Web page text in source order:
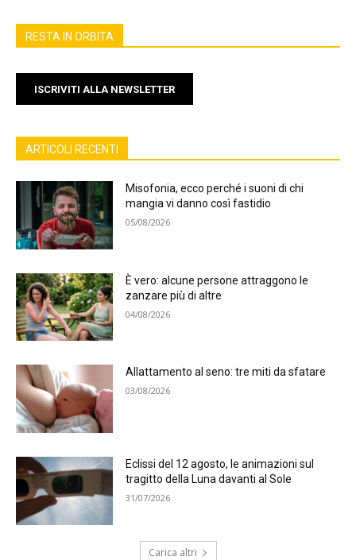
RESTA IN ORBITA
ISCRIVITI ALLA NEWSLETTER
ARTICOLI RECENTI
Misofonia, ecco perché i suoni di chi
mangia vi danno così fastidio
05/08/2026
È vero: alcune persone attraggono le
zanzare più di altre
04/08/2026
Allattamento al seno: tre miti da sfatare
03/08/2026
Eclissi del 12 agosto, le animazioni sul
tragitto della Luna davanti al Sole
31/07/2026
Carica altri